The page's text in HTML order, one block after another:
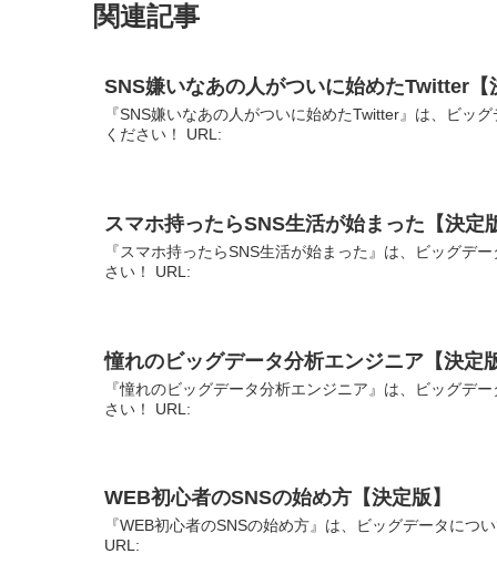
関連記事
SNS嫌いなあの人がついに始めたTwitter【
『SNS嫌いなあの人がついに始めたTwitter』は、ビッ
ください！ URL:
スマホ持ったらSNS生活が始まった【決定
『スマホ持ったらSNS生活が始まった』は、ビッグデ
さい！ URL:
憧れのビッグデータ分析エンジニア【決定版
『憧れのビッグデータ分析エンジニア』は、ビッグデ
さい！ URL:
WEB初心者のSNSの始め方【決定版】
『WEB初心者のSNSの始め方』は、ビッグデータにつ
URL: